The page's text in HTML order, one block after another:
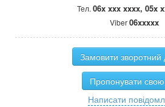
Тел. 06x xxx xxxx, 05x
Viber06xxxxx
Замовити зворотний
Пропонувати свою
Написати